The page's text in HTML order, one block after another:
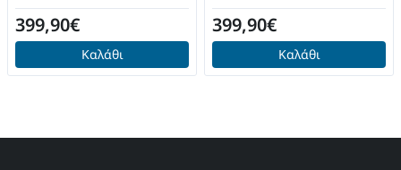
399,90€
Καλάθι
399,90€
Καλάθι